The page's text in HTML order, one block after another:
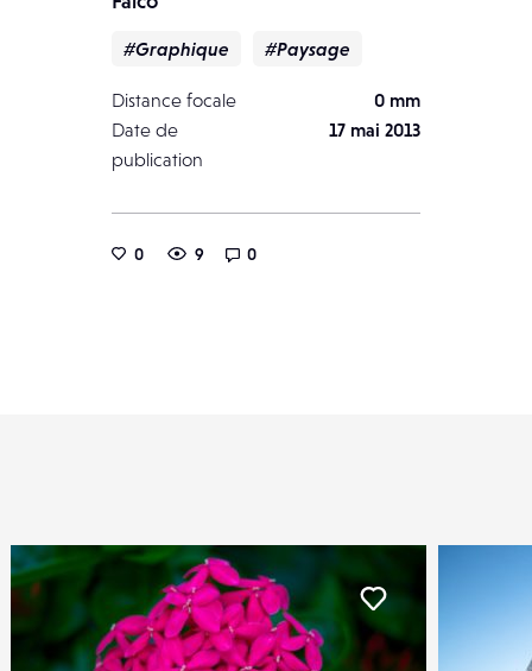
#Graphique #Paysage
Distance focale
0 mm
Date de
publication
17 mai 2013
0 9 0